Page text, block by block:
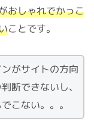
おしゃれでかっこ
ことです。
がサイトの方向
断できないし、
こない。。。